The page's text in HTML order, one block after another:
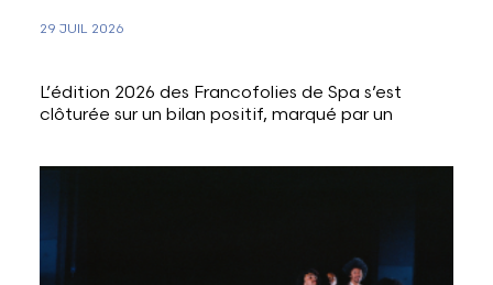
29 JUIL 2026
L’édition 2026 des Francofolies de Spa s’est
clôturée sur un bilan positif, marqué par un